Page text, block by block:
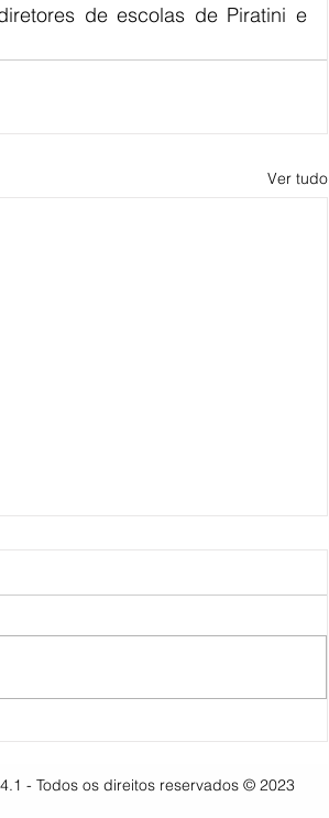
de escolas de Piratini e
Ver tudo
Machado, confira as
- Todos os direitos reservados © 2023